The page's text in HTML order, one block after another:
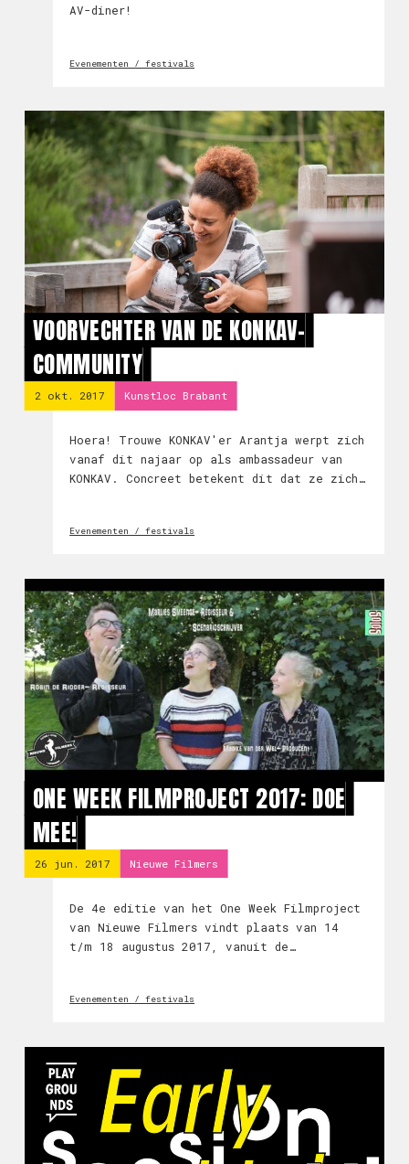
AV-diner!
Evenementen / festivals
VOORVECHTER VAN DE KONKAV-
COMMUNITY
2 okt. 2017 Kunstloc Brabant
Hoera! Trouwe KONKAV'er Arantja werpt zich
vanaf dit najaar op als ambassadeur van
KONKAV. Concreet betekent dit dat ze zich
Waarom? Ze vertelt het zelf.
Evenementen / festivals
ONE WEEK FILMPROJECT 2017: DOE
MEE!
26 jun. 2017 Nieuwe Filmers
De 4e editie van het One Week Filmproject
van Nieuwe Filmers vindt plaats van 14
t/m 18 augustus 2017, vanuit de
Evenementen / festivals